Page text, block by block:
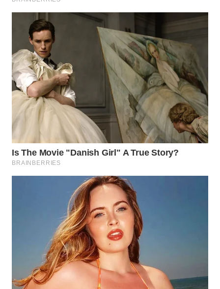
WAHANA
TANI
WAHANA
ADVOKAT
WAHANA
INFRASTRUKTUR
WAHANA
KONSUMEN
WAHANA
LISTRIK
WAHANANEWS
ID